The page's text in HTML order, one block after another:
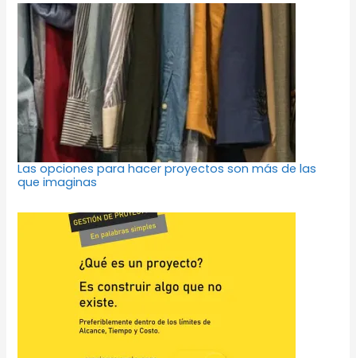
Las opciones para hacer proyectos son más de las
que imaginas